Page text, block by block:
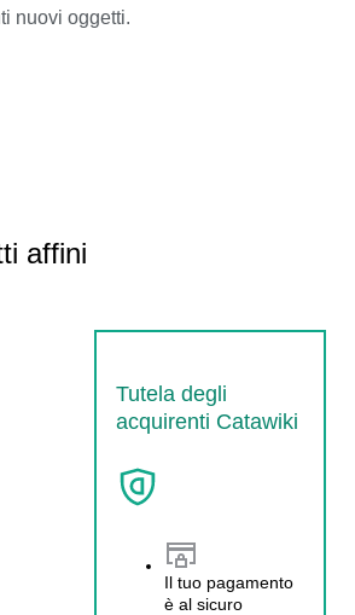
nuovi oggetti.
affini
Tutela degli
acquirenti Catawiki
Il tuo pagamento
è al sicuro